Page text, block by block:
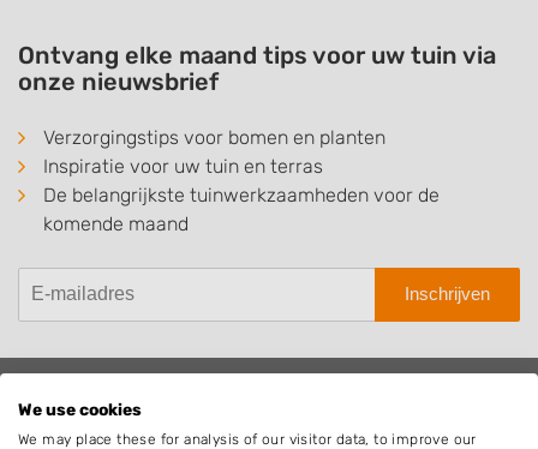
Ontvang elke maand tips voor uw tuin via
onze nieuwsbrief
Verzorgingstips voor bomen en planten
Inspiratie voor uw tuin en terras
De belangrijkste tuinwerkzaamheden voor de
komende maand
Inschrijven
Hovenier.nl
We use cookies
We may place these for analysis of our visitor data, to improve our